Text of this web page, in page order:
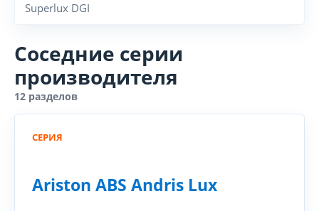
Superlux DGI
Соседние серии
производителя
12 разделов
СЕРИЯ
Ariston ABS Andris Lux